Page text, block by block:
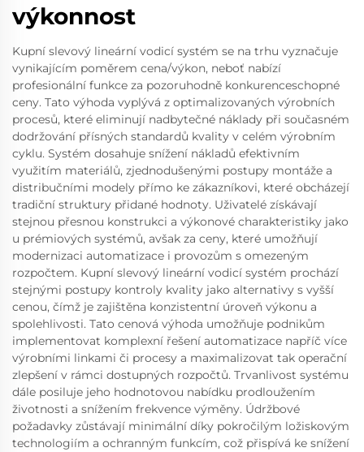
výkonnost
Kupní slevový lineární vodicí systém se na trhu vyznačuje
vynikajícím poměrem cena/výkon, neboť nabízí
profesionální funkce za pozoruhodně konkurenceschopné
ceny. Tato výhoda vyplývá z optimalizovaných výrobních
procesů, které eliminují nadbytečné náklady při současném
dodržování přísných standardů kvality v celém výrobním
cyklu. Systém dosahuje snížení nákladů efektivním
využitím materiálů, zjednodušenými postupy montáže a
distribučními modely přímo ke zákazníkovi, které obcházejí
tradiční struktury přidané hodnoty. Uživatelé získávají
stejnou přesnou konstrukci a výkonové charakteristiky jako
u prémiových systémů, avšak za ceny, které umožňují
modernizaci automatizace i provozům s omezeným
rozpočtem. Kupní slevový lineární vodicí systém prochází
stejnými postupy kontroly kvality jako alternativy s vyšší
cenou, čímž je zajištěna konzistentní úroveň výkonu a
spolehlivosti. Tato cenová výhoda umožňuje podnikům
implementovat komplexní řešení automatizace napříč více
výrobními linkami či procesy a maximalizovat tak operační
zlepšení v rámci dostupných rozpočtů. Trvanlivost systému
dále posiluje jeho hodnotovou nabídku prodloužením
životnosti a snížením frekvence výměny. Údržbové
požadavky zůstávají minimální díky pokročilým ložiskovým
technologiím a ochranným funkcím, což přispívá ke snížení